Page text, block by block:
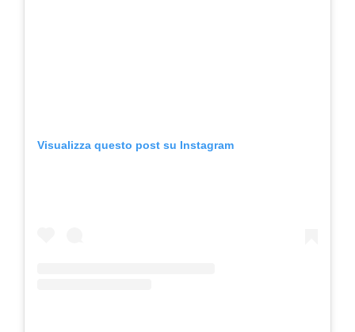
Visualizza questo post su Instagram